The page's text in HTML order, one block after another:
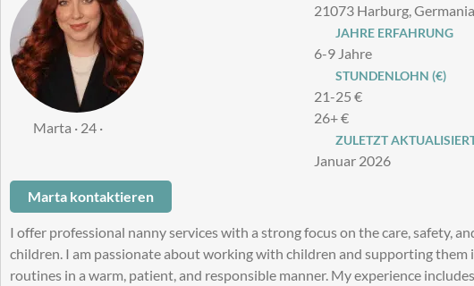
Marta · 24 ·
21073 Harburg, Germania
JAHRE ERFAHRUNG
6-9 Jahre
STUNDENLOHN (€)
21-25 €
26+ €
ZULETZT
Januar 2026
Marta kontaktieren
I offer professional nanny services with a strong focus on the care, safety,
children. I am passionate about working with children and supporting them
routines in a warm, patient, and responsible manner. My experience